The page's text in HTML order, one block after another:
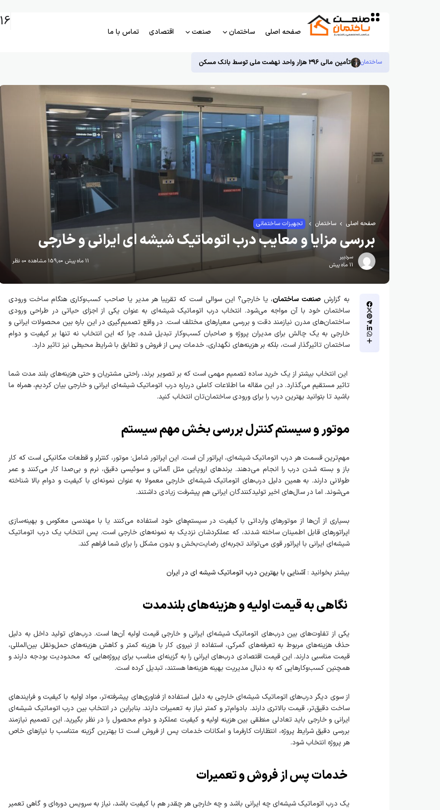
صفحه اصلی ساختمان صنعت اقتصادی تماس با ما
16
ساختمان تأمین مالی ۳۹۶ هزار واحد نهضت ملی توسط بانک مسکن
صفحه اصلی ساختمان تجهیزات ساختمانی
بررسی مزایا و معایب درب اتوماتیک شیشه ای ایرانی و خارجی
سردبیر
11 ماه پیش
11 ماه پیش 159,0 مشاهده 0 نظر
به گزارش صنعت ساختمان، یا خارجی؟ این سوالی است که تقریبا هر مدیر یا صاحب کسب‌وکاری هنگام ساخت ورودی
ساختمان خود با آن مواجه می‌شود. انتخاب درب اتوماتیک شیشه‌ای به عنوان یکی از اجزای حیاتی در طراحی ورودی
ساختمان‌های مدرن نیازمند دقت و بررسی معیارهای مختلف است. در واقع تصمیم‌گیری در این‌ باره بین محصولات ایرانی و
خارجی به یک چالش برای مدیران پروژه و صاحبان کسب‌وکار تبدیل شده، چرا که این انتخاب نه تنها بر کیفیت و دوام
ساختمان تاثیرگذار است، بلکه بر هزینه‌های نگهداری، خدمات پس از فروش و تطابق با شرایط محیطی نیز تاثیر دارد.
این انتخاب بیشتر از یک خرید ساده تصمیم مهمی است که بر تصویر برند، راحتی مشتریان و حتی هزینه‌های بلند مدت شما
تاثیر مستقیم می‌گذارد. در این مقاله ما اطلاعات کاملی درباره درب‌ اتوماتیک شیشه‌ای ایرانی‌ و خارجی بیان کردیم، همراه ما
باشید تا بتوانید بهترین درب را برای ورودی ساختمان‌تان انتخاب کنید.
موتور و سیستم کنترل بررسی بخش مهم سیستم
مهم‌ترین قسمت هر درب اتوماتیک شیشه‌ای، اپراتور آن است. این اپراتور شامل؛ موتور، کنترلر و قطعات مکانیکی است که کار
باز و بسته شدن درب را انجام می‌دهند. برندهای اروپایی مثل آلمانی و سوئیسی دقیق، نرم و بی‌صدا کار می‌کنند و عمر
طولانی دارند. به همین دلیل درب‌های اتوماتیک شیشه‌ای خارجی معمولا به عنوان نمونه‌ای با کیفیت و دوام بالا شناخته
می‌شوند. اما در سال‌های اخیر تولیدکنندگان ایرانی هم پیشرفت زیادی داشتند.
بسیاری از آن‌ها از موتورهای وارداتی با کیفیت در سیستم‌های خود استفاده می‌کنند یا با مهندسی معکوس و بهینه‌سازی
اپراتورهای قابل اطمینان ساخته‌ شدند، که عملکردشان نزدیک به نمونه‌های خارجی است. پس انتخاب یک درب اتوماتیک
شیشه‌ای ایرانی با اپراتور قوی می‌تواند تجربه‌ای رضایت‌بخش و بدون مشکل را برای شما فراهم کند.
بیشتر بخوانید :آشنایی با بهترین درب اتوماتیک شیشه ای در ایران
نگاهی به قیمت اولیه و هزینه‌های بلندمدت
یکی از تفاوت‌های بین درب‌های اتوماتیک شیشه‌ای ایرانی و خارجی قیمت اولیه آن‌ها است. درب‌های تولید داخل به دلیل
حذف هزینه‌های مربوط به تعرفه‌های گمرکی، استفاده از نیروی کار با هزینه کمتر و کاهش هزینه‌های حمل‌ونقل بین‌المللی،
قیمت مناسبی دارند. این قیمت اقتصادی درب‌های ایرانی را به گزینه‌ای مناسب برای پروژه‌هایی که محدودیت بودجه دارند و
همچنین کسب‌وکارهایی که به دنبال مدیریت بهینه هزینه‌ها هستند، تبدیل کرده است.
از سوی دیگر درب‌های اتوماتیک شیشه‌ای خارجی به دلیل استفاده از فناوری‌های پیشرفته‌تر، مواد اولیه با کیفیت و فرایندهای
ساخت دقیق‌تر، قیمت بالاتری دارند. بادوام‌تر و کمتر نیاز به تعمیرات دارند. بنابراین در انتخاب بین درب اتوماتیک شیشه‌ای
ایرانی و خارجی باید تعادلی منطقی بین هزینه اولیه و کیفیت عملکرد و دوام محصول را در نظر بگیرید. این تصمیم نیازمند
بررسی دقیق شرایط پروژه، انتظارات کارفرما و امکانات خدمات پس از فروش است تا بهترین گزینه متناسب با نیازهای خاص
هر پروژه انتخاب شود.
خدمات پس از فروش و تعمیرات
یک درب اتوماتیک شیشه‌ای چه ایرانی باشد و چه خارجی هر چقدر هم با کیفیت باشد، نیاز به سرویس دوره‌ای و گاهی تعمیر